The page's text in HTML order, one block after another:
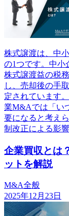
株式譲渡は、中
の1つです。中小
株式譲渡益の税
し、売却後の手
定されています
業M&Aでは「い
要になると考え
制改正による影響
企業買収とは
ットを解説
M&A全般
2025年12月23日